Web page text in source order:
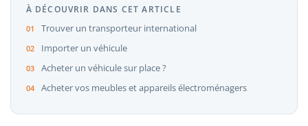
À DÉCOUVRIR DANS CET ARTICLE
Trouver un transporteur international
Importer un véhicule
Acheter un véhicule sur place ?
Acheter vos meubles et appareils électroménagers